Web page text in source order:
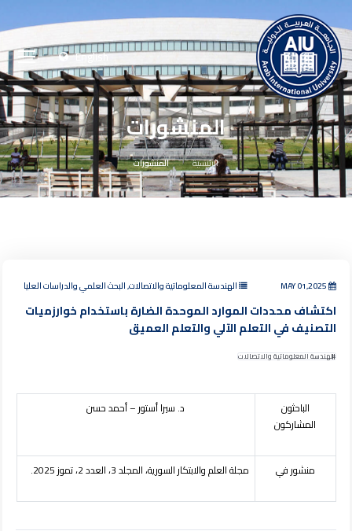
English
المنشورات
الرئيسية المنشورات
الهندسة المعلوماتية والاتصالات, البحث العلمي والدراسات العليا
اكتشاف محددات الموارد الموحدة الضارة باستخدام خوارزميات
التصنيف في التعلم الآلي والتعلم العميق
الهندسة المعلوماتية والاتصالات
الباحثون
المشاركون
د. سيرا أستور – أحمد حسن
منشور في مجلة العلم والابتكار السورية، المجلد 3، العدد 2، تموز 2025.